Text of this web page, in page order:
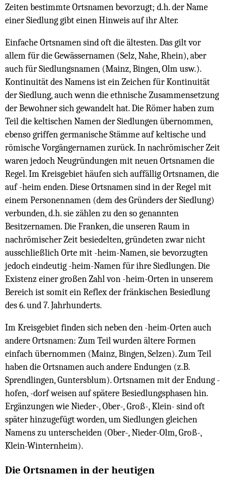
Zeiten bestimmte Ortsnamen bevorzugt; d.h. der Name
einer Siedlung gibt einen Hinweis auf ihr Alter.
Einfache Ortsnamen sind oft die ältesten. Das gilt vor
allem für die Gewässernamen (Selz, Nahe, Rhein), aber
auch für Siedlungsnamen (Mainz, Bingen, Olm usw.).
Kontinuität des Namens ist ein Zeichen für Kontinuität
der Siedlung, auch wenn die ethnische Zusammensetzung
der Bewohner sich gewandelt hat. Die Römer haben zum
Teil die keltischen Namen der Siedlungen übernommen,
ebenso griffen germanische Stämme auf keltische und
römische Vorgängernamen zurück. In nachrömischer Zeit
waren jedoch Neugründungen mit neuen Ortsnamen die
Regel. Im Kreisgebiet häufen sich auffällig Ortsnamen, die
auf -heim enden. Diese Ortsnamen sind in der Regel mit
einem Personennamen (dem des Gründers der Siedlung)
verbunden, d.h. sie zählen zu den so genannten
Besitzernamen. Die Franken, die unseren Raum in
nachrömischer Zeit besiedelten, gründeten zwar nicht
ausschließlich Orte mit -heim-Namen, sie bevorzugten
jedoch eindeutig -heim-Namen für ihre Siedlungen. Die
Existenz einer großen Zahl von -heim-Orten in unserem
Bereich ist somit ein Reflex der fränkischen Besiedlung
des 6. und 7. Jahrhunderts.
Im Kreisgebiet finden sich neben den -heim-Orten auch
andere Ortsnamen: Zum Teil wurden ältere Formen
einfach übernommen (Mainz, Bingen, Selzen). Zum Teil
haben die Ortsnamen auch andere Endungen (z.B.
Sprendlingen, Guntersblum). Ortsnamen mit der Endung -
hofen, -dorf weisen auf spätere Besiedlungsphasen hin.
Ergänzungen wie Nieder-, Ober-, Groß-, Klein- sind oft
später hinzugefügt worden, um Siedlungen gleichen
Namens zu unterscheiden (Ober-, Nieder-Olm, Groß-,
Klein-Winternheim).
Die Ortsnamen in der heutigen